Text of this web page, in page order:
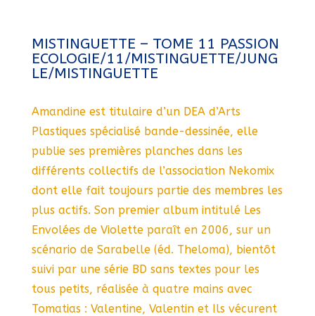
MISTINGUETTE – TOME 11 PASSION
ECOLOGIE/11/MISTINGUETTE/JUNG
LE/MISTINGUETTE
Amandine est titulaire d’un DEA d’Arts
Plastiques spécialisé bande-dessinée, elle
publie ses premières planches dans les
différents collectifs de l’association Nekomix
dont elle fait toujours partie des membres les
plus actifs. Son premier album intitulé Les
Envolées de Violette paraît en 2006, sur un
scénario de Sarabelle (éd. Theloma), bientôt
suivi par une série BD sans textes pour les
tous petits, réalisée à quatre mains avec
Tomatias : Valentine, Valentin et Ils vécurent